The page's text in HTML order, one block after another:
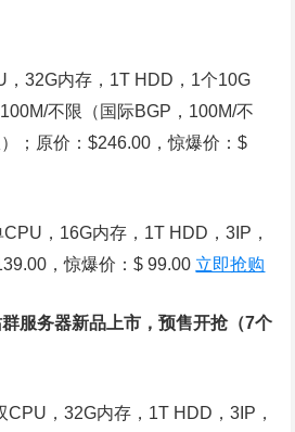
，32G内存，1T HDD，1个10G
不限（国际BGP，100M/不
；原价：$246.00，惊爆价：$
CPU，16G内存，1T HDD，3IP，
，惊爆价：$ 99.00 立即抢购
服务器新品上市，预售开抢（7个
CPU，32G内存，1T HDD，3IP，